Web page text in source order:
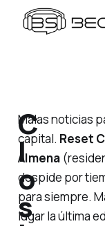
Malas noticias
capital. Reset
Almena
despide por
para siempre.
lugar la última
C
l
o
s